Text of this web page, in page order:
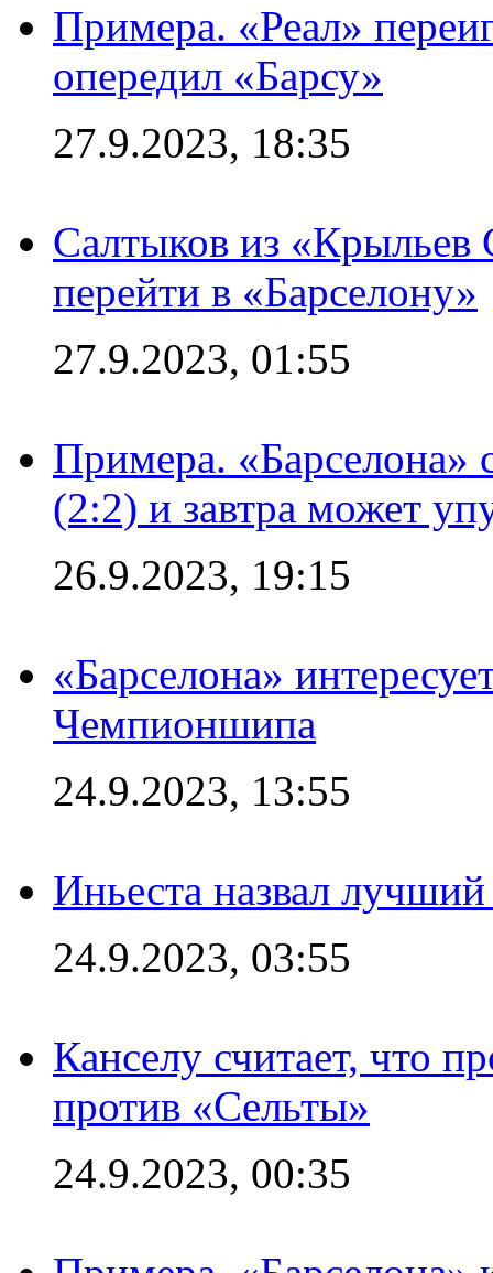
Примера. «Реал»
опередил «Барсу»
27.9.2023, 18:35
Салтыков из «Крыльев
перейти в «Барселону»
27.9.2023, 01:55
Примера. «Барселона»
(2:2) и завтра может
26.9.2023, 19:15
«Барселона»
Чемпионшипа
24.9.2023, 13:55
Иньеста назвал
24.9.2023, 03:55
Канселу считает, что
против «Сельты»
24.9.2023, 00:35